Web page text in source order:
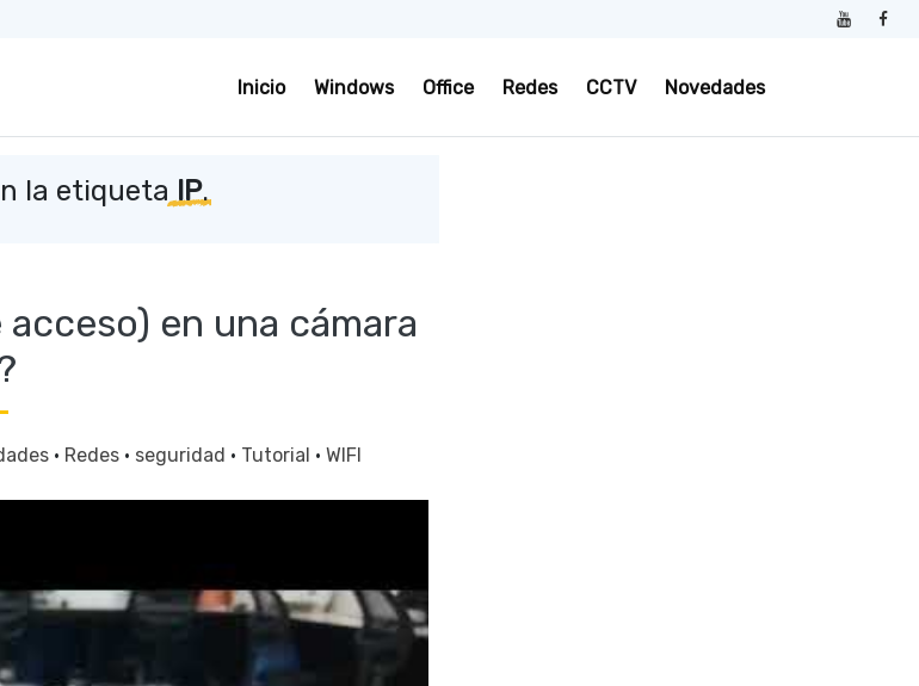
Inicio Windows Office Redes CCTV Novedades
la etiquetaIP.
en una cámara
· Redes · seguridad · Tutorial · WIFI